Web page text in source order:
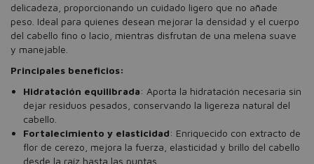
delicadeza, proporcionando un cuidado ligero que no añade
peso. Ideal para quienes desean mejorar la densidad y el cuerpo
del cabello fino o lacio, mientras disfrutan de una melena suave
y manejable.
Principales beneficios:
Hidratación equilibrada: Aporta la hidratación necesaria sin
dejar residuos pesados, conservando la ligereza natural del
cabello.
Fortalecimiento y elasticidad: Enriquecido con extracto de
flor de cerezo, mejora la fuerza, elasticidad y brillo del cabello
desde la raíz hasta las puntas.